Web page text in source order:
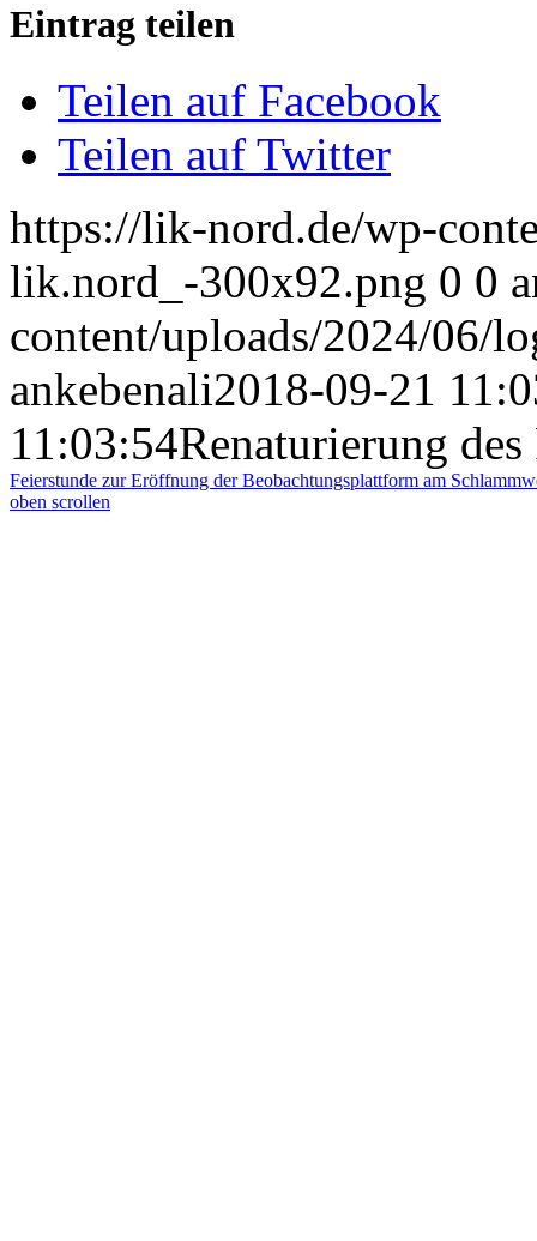
Eintrag teilen
Teilen auf Facebook
Teilen auf Twitter
https://lik-nord.de/wp-
lik.nord_-300x92.png 0 0
content/uploads/2024/06/
ankebenali2018-09-21
11:03:54Renaturierung des
Feierstunde zur Eröffnung der Beobachtungsplattform am
oben scrollen